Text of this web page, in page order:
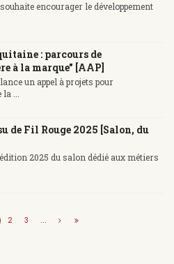
encourager le développement
: parcours de
à la marque" [AAP]
un appel à projets pour
...
de Fil Rouge 2025 [Salon, du
2025 du salon dédié aux métiers
2 3 ...